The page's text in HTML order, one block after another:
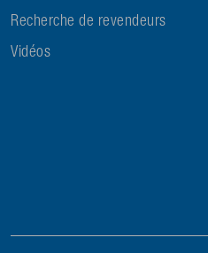
Recherche de revendeurs
Vidéos